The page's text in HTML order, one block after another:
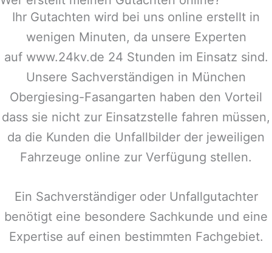
Ihr Gutachten wird bei uns online erstellt in
wenigen Minuten, da unsere Experten
auf www.24kv.de 24 Stunden im Einsatz sind.
Unsere Sachverständigen in München
Obergiesing-Fasangarten haben den Vorteil
dass sie nicht zur Einsatzstelle fahren müssen,
da die Kunden die Unfallbilder der jeweiligen
Fahrzeuge online zur Verfügung stellen.
Ein Sachverständiger oder Unfallgutachter
benötigt eine besondere Sachkunde und eine
Expertise auf einen bestimmten Fachgebiet.